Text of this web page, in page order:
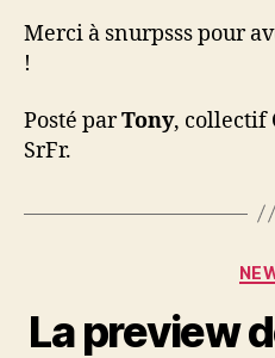
Merci à snurpsss pour
!
Posté parTony, collectif
SrFr.
La preview